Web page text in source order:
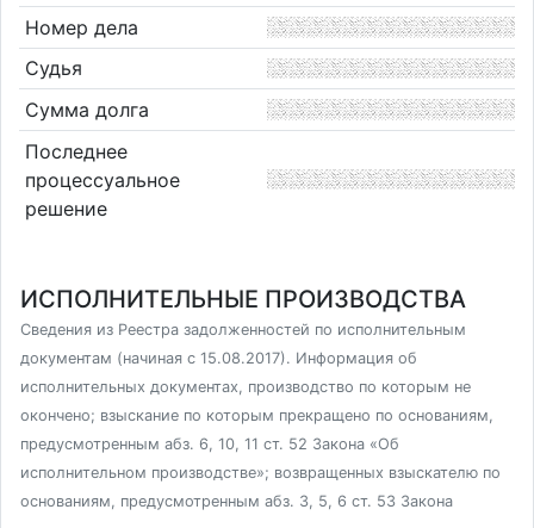
Номер дела
Судья
Сумма долга
Последнее
процессуальное
решение
ИСПОЛНИТЕЛЬНЫЕ ПРОИЗВОДСТВА
Сведения из Реестра задолженностей по исполнительным
документам (начиная с 15.08.2017). Информация об
исполнительных документах, производство по которым не
окончено; взыскание по которым прекращено по основаниям,
предусмотренным абз. 6, 10, 11 ст. 52 Закона «Об
исполнительном производстве»; возвращенных взыскателю по
основаниям, предусмотренным абз. 3, 5, 6 ст. 53 Закона